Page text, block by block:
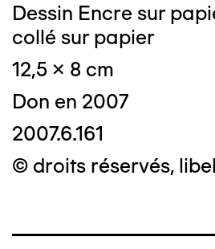
Dessin Encre sur
collé sur papier
12,5 x 8 cm
Don en 2007
2007.6.161
© droits réservés,